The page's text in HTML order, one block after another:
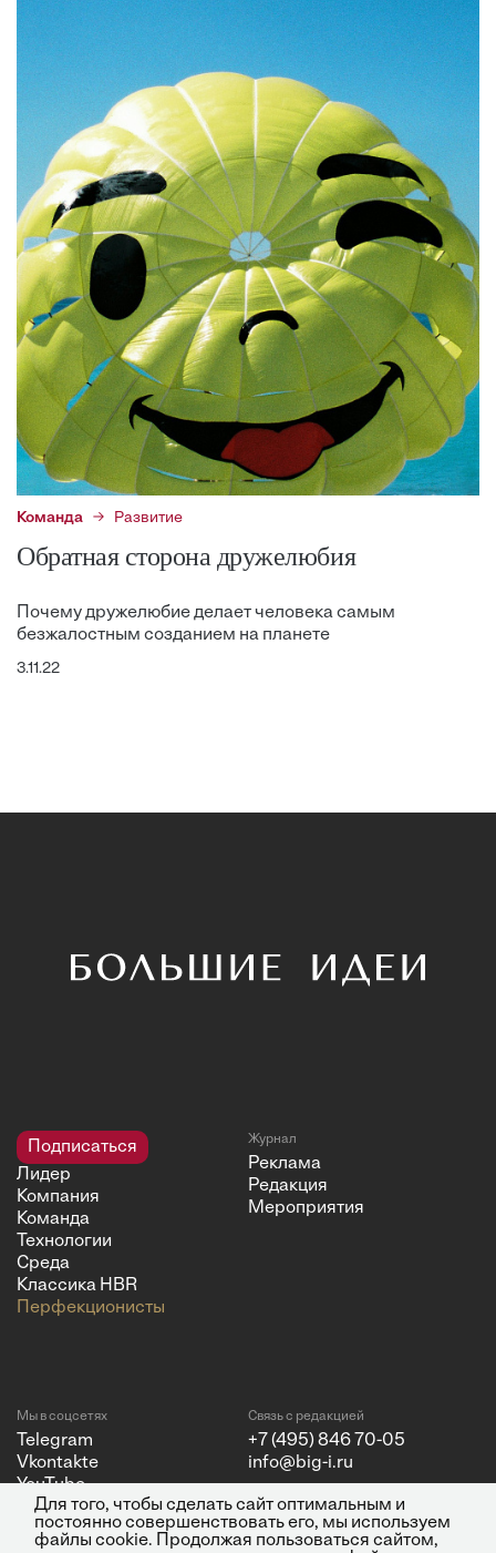
Команда Развитие
Обратная сторона дружелюбия
Почему дружелюбие делает человека самым
безжалостным созданием на планете
3.11.22
Подписаться
Лидер
Компания
Команда
Технологии
Среда
Классика HBR
Перфекционисты
Журнал
Реклама
Редакция
Мероприятия
Мы в соцсетях
Telegram
Vkontakte
YouTube
Связь с редакцией
+7 (495) 846 70-05
info@big-i.ru
Для того, чтобы сделать сайт оптимальным и
постоянно совершенствовать его, мы используем
файлы cookie. Продолжая пользоваться сайтом,